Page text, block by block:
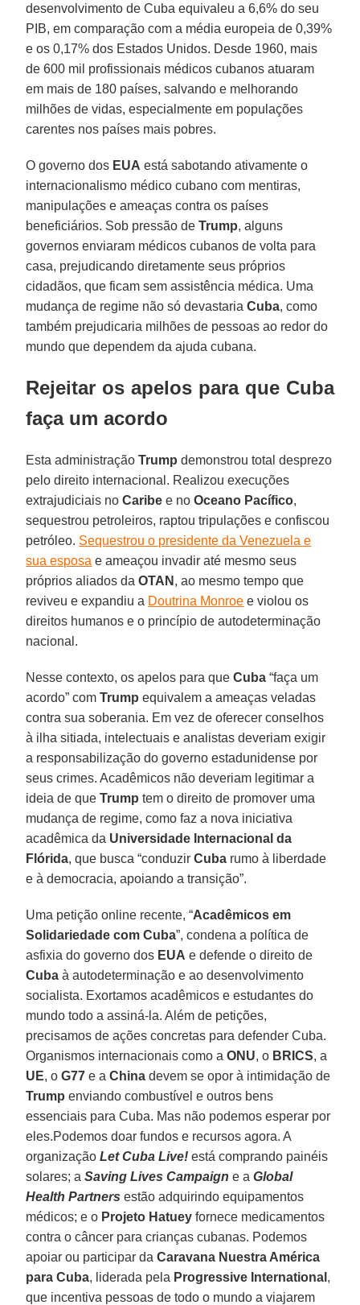
desenvolvimento de Cuba equivaleu a 6,6% do seu
PIB, em comparação com a média europeia de 0,39%
e os 0,17% dos Estados Unidos. Desde 1960, mais
de 600 mil profissionais médicos cubanos atuaram
em mais de 180 países, salvando e melhorando
milhões de vidas, especialmente em populações
carentes nos países mais pobres.
O governo dos EUA está sabotando ativamente o
internacionalismo médico cubano com mentiras,
manipulações e ameaças contra os países
beneficiários. Sob pressão deTrump, alguns
governos enviaram médicos cubanos de volta para
casa, prejudicando diretamente seus próprios
cidadãos, que ficam sem assistência médica. Uma
mudança de regime não só devastariaCuba, como
também prejudicaria milhões de pessoas ao redor do
mundo que dependem da ajuda cubana.
Rejeitar os apelos para que Cuba
faça um acordo
Esta administraçãoTrump demonstrou total desprezo
pelo direito internacional. Realizou execuções
extrajudiciais noCaribe e noOceano Pacífico,
sequestrou petroleiros, raptou tripulações e confiscou
petróleo. Sequestrou o presidente da Venezuela e
sua esposa e ameaçou invadir até mesmo seus
próprios aliados daOTAN , ao mesmo tempo que
reviveu e expandiu a Doutrina Monroe e violou os
direitos humanos e o princípio de autodeterminação
nacional.
Nesse contexto, os apelos para queCuba “faça um
acordo” comTrump equivalem a ameaças veladas
contra sua soberania. Em vez de oferecer conselhos
à ilha sitiada, intelectuais e analistas deveriam exigir
a responsabilização do governo estadunidense por
seus crimes. Acadêmicos não deveriam legitimar a
ideia de queTrump tem o direito de promover uma
mudança de regime, como faz a nova iniciativa
acadêmica da Universidade Internacional da
Flórida, que busca “conduzirCuba rumo à liberdade
e à democracia, apoiando a transição”.
Uma petição online recente, “Acadêmicos em
Solidariedade com Cuba”, condena a política de
asfixia do governo dos EUA e defende o direito de
Cuba à autodeterminação e ao desenvolvimento
socialista. Exortamos acadêmicos e estudantes do
mundo todo a assiná-la. Além de petições,
precisamos de ações concretas para defender Cuba.
Organismos internacionais como aONU, o BRICS, a
UE, oG77 e aChina devem se opor à intimidação de
Trump enviando combustível e outros bens
essenciais para Cuba. Mas não podemos esperar por
eles.Podemos doar fundos e recursos agora. A
organização Let Cuba Live! está comprando painéis
solares; aSaving Lives Campaign e aGlobal
Health Partners estão adquirindo equipamentos
médicos; e o Projeto Hatuey fornece medicamentos
contra o câncer para crianças cubanas. Podemos
apoiar ou participar daCaravana Nuestra América
para Cuba, liderada pela Progressive International ,
que incentiva pessoas de todo o mundo a viajarem